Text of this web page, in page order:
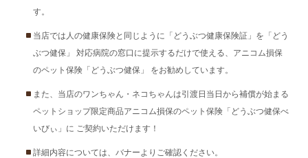
す。
当店では人の健康保険と同じように「どうぶつ健康保険証」を「どう
ぶつ健保」 対応病院の窓口に提示するだけで使える、アニコム損保
のペット保険「どうぶつ健保」 をお勧めしています。
また、当店のワンちゃん・ネコちゃんは引渡日当日から補償が始まる
ペットショップ限定商品アニコム損保のペット保険「どうぶつ健保べ
いびぃ」に ご契約いただけます！
詳細内容については、バナーよりご確認ください。